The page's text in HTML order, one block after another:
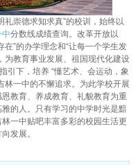
崇德求知求真”的校训，始终以
中分数线成绩查询。改革开放以
”的办学理念和“让每一个学生发
为教育事业发展、祖国现代化建设
引下，培养 “懂艺术、会运动，象
林一中的不懈追求。为此学校开展
教育、养成教育、礼貌教育为重
的人。只有学习的中学时光是黯
一中贴吧丰富多彩的校园生活更
发展。